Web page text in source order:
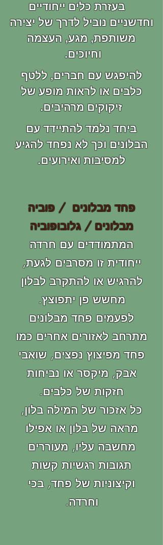
פחד מבלונים / פוביה
מבלונים / גלובופוביה
המתמודדים עם חרדה
ייחודית זו מסרבים לגעת,
להרגיש או להתקרב לבלון
מחשש פן יתפוצץ.
לפעמים פחד מבלונים
מתרחב לאזורים אחרים כמו
פחד מפיצוץ נפצים, שואבי
אבק,מיקסר או נביחות
חזקות של כלבים.
כל אזכור של המילה בלון,
מראה של בלון או אפילו
מחשבה עליו, מעוררים
תגובות רגשיות קשות
וקיצוניות של פחד, בכי
וחרדה.
בעזרת כלים ייחודיים
וחדשניים נוביל לדרך של יצירה
משותפת, מגע, העצמה
וחיוכים.
להיפגש עם חברים, ללטף
כלבים או לראות מופע של
זיקוקים מרהיבים.
ביחד נלמד להתיידד עם
הבלונים וכך לא נפחד להגיע
למסיבות ואירועים.